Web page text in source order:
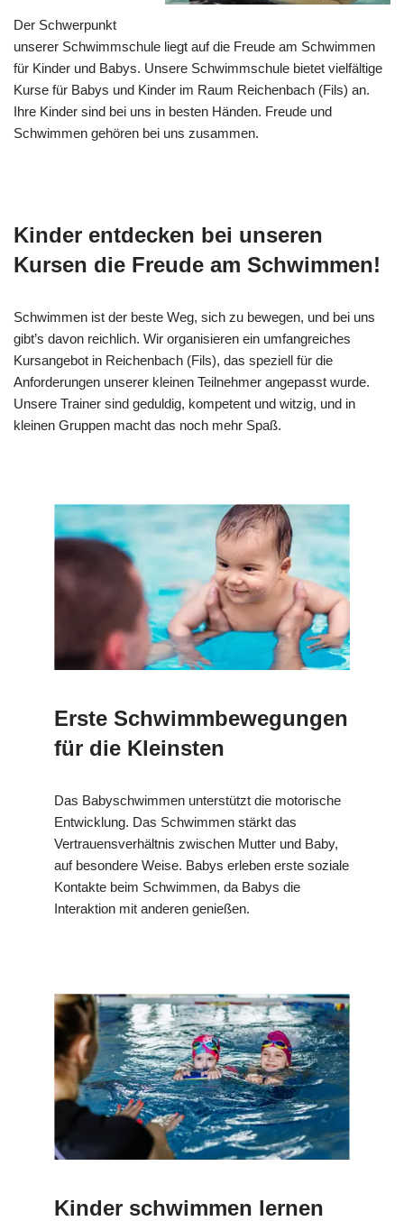
Der Schwerpunkt
unserer Schwimmschule liegt auf die Freude am Schwimmen
für Kinder und Babys. Unsere Schwimmschule bietet vielfältige
Kurse für Babys und Kinder im Raum Reichenbach (Fils) an.
Ihre Kinder sind bei uns in besten Händen. Freude und
Schwimmen gehören bei uns zusammen.
Kinder entdecken bei unseren
Kursen die Freude am Schwimmen!
Schwimmen ist der beste Weg, sich zu bewegen, und bei uns
gibt’s davon reichlich. Wir organisieren ein umfangreiches
Kursangebot in Reichenbach (Fils), das speziell für die
Anforderungen unserer kleinen Teilnehmer angepasst wurde.
Unsere Trainer sind geduldig, kompetent und witzig, und in
kleinen Gruppen macht das noch mehr Spaß.
Erste Schwimmbewegungen
für die Kleinsten
Das Babyschwimmen unterstützt die motorische
Entwicklung. Das Schwimmen stärkt das
Vertrauensverhältnis zwischen Mutter und Baby,
auf besondere Weise. Babys erleben erste soziale
Kontakte beim Schwimmen, da Babys die
Interaktion mit anderen genießen.
Kinder schwimmen lernen